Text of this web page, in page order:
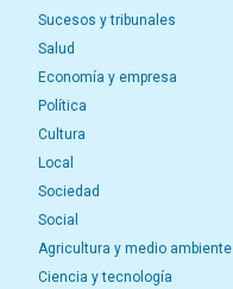
Sucesos y tribunales
Salud
Economía y empresa
Política
Cultura
Local
Sociedad
Social
Agricultura y medio ambiente
Ciencia y tecnología